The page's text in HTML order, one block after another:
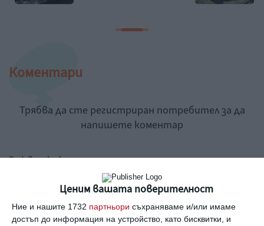
Ценим вашата поверителност
Ние и нашите 1732 партньори съхраняваме и/или имаме
достъп до информация на устройство, като бисквитки, и
Коментари
Трябва да сте регистриран потребител за да
напишете коментар
Виж всички коментари